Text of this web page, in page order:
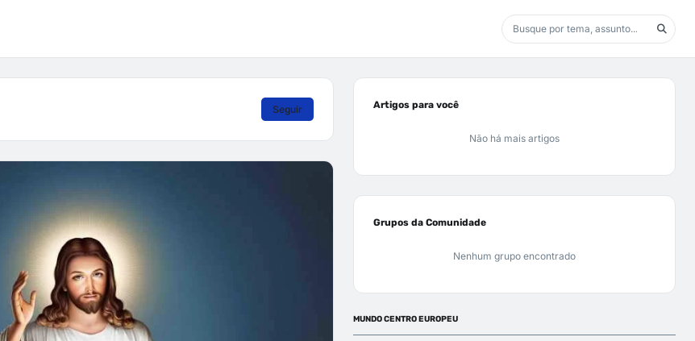
Seguir Artigos para você
Não há mais artigos
Grupos da Comunidade
Nenhum grupo encontrado
MUNDO CENTRO EUROPEU